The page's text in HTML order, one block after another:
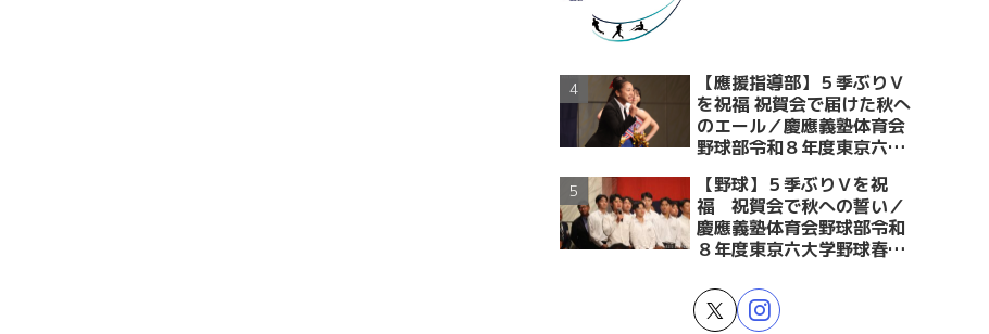
【應援指導部】５季ぶりＶ
を祝福 祝賀会で届けた秋へ
のエール／慶應義塾体育会
野球部令和８年度東京六大
賀会～後編～
【野球】５季ぶりＶを祝
福 祝賀会で秋への誓い／
慶應義塾体育会野球部令和
８年度東京六大学野球春季
～